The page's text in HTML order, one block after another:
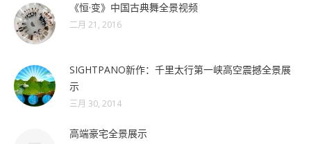
《恒·变》中国古典舞全景视频
二月 21, 2016
SIGHTPANO新作：千里太行第一峡高空震撼全景展
示
三月 30, 2014
高端豪宅全景展示